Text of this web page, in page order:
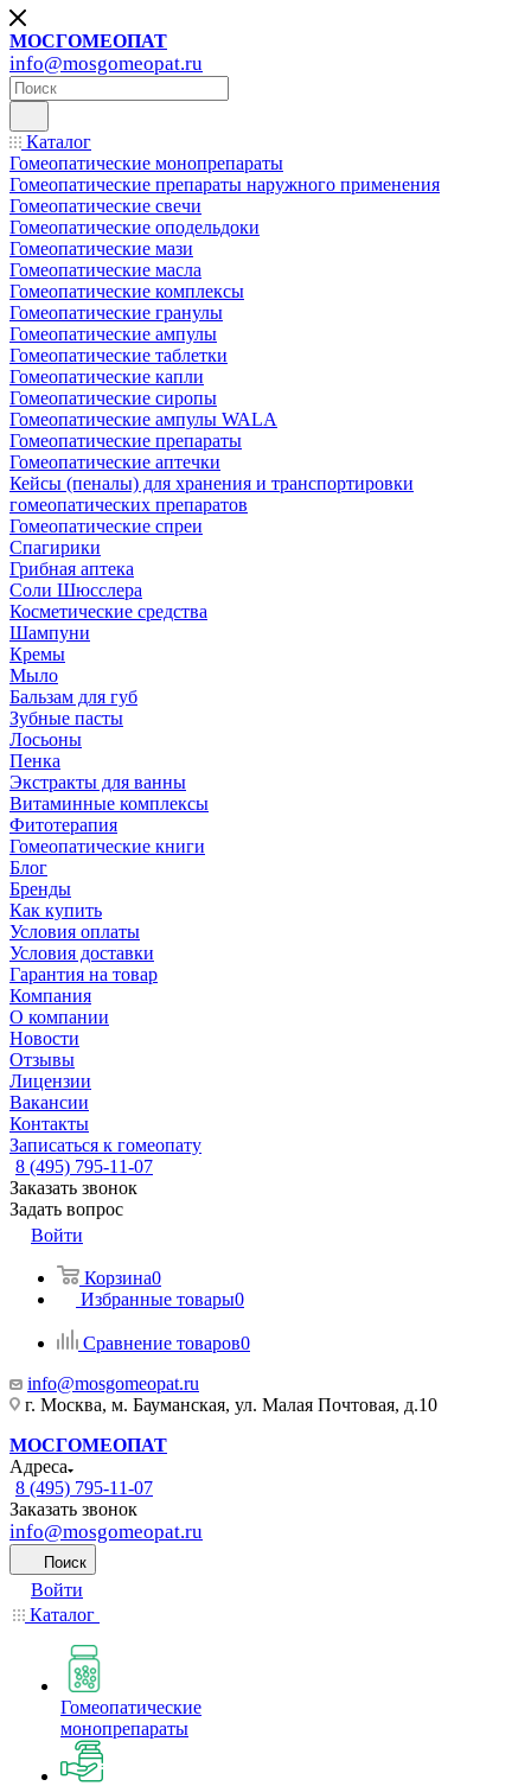
МОСГОМЕОПАТ
info@mosgomeopat.ru
Каталог
Гомеопатические монопрепараты
Гомеопатические препараты наружного применения
Гомеопатические свечи
Гомеопатические оподельдоки
Гомеопатические мази
Гомеопатические масла
Гомеопатические комплексы
Гомеопатические гранулы
Гомеопатические ампулы
Гомеопатические таблетки
Гомеопатические капли
Гомеопатические сиропы
Гомеопатические ампулы WALA
Гомеопатические препараты
Гомеопатические аптечки
Кейсы (пеналы) для хранения и транспортировки
гомеопатических препаратов
Гомеопатические спреи
Спагирики
Грибная аптека
Соли Шюсслера
Косметические средства
Шампуни
Кремы
Мыло
Бальзам для губ
Зубные пасты
Лосьоны
Пенка
Экстракты для ванны
Витаминные комплексы
Фитотерапия
Гомеопатические книги
Блог
Бренды
Как купить
Условия оплаты
Условия доставки
Гарантия на товар
Компания
О компании
Новости
Отзывы
Лицензии
Вакансии
Контакты
Записаться к гомеопату
8 (495) 795-11-07
Заказать звонок
Задать вопрос
Войти
Корзина0
Избранные товары0
Сравнение товаров0
info@mosgomeopat.ru
г. Москва, м. Бауманская, ул. Малая Почтовая, д.10
МОСГОМЕОПАТ
Адреса
8 (495) 795-11-07
Заказать звонок
info@mosgomeopat.ru
Поиск
Войти
Каталог
Гомеопатические
монопрепараты